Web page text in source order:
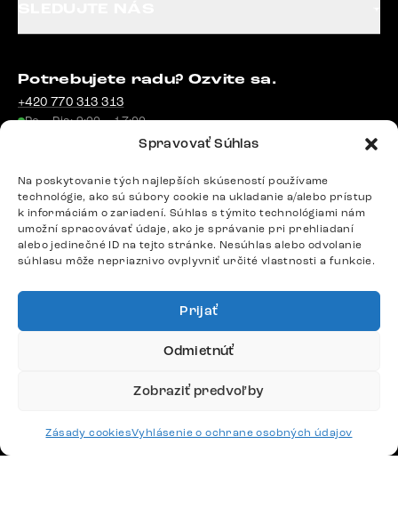
Spravovať Súhlas
Na poskytovanie tých najlepších skúseností používame
technológie, ako sú súbory cookie na ukladanie a/alebo prístup
k informáciám o zariadení. Súhlas s týmito technológiami nám
umožní spracovávať údaje, ako je správanie pri prehliadaní
alebo jedinečné ID na tejto stránke. Nesúhlas alebo odvolanie
súhlasu môže nepriaznivo ovplyvniť určité vlastnosti a funkcie.
Prijať
Odmietnúť
Zobraziť predvoľby
Zásady cookiesVyhlásenie o ochrane osobných údajov
Potrebujete radu? Ozvite sa.
+420 770 313 313
Po – Pia: 9:00 – 17:00
podpora@delife-shop.sk
Google recenzie
4,8